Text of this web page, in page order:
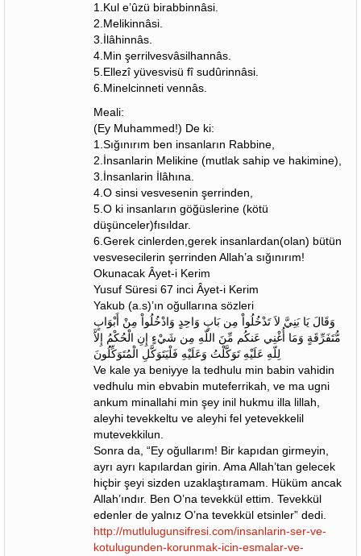
1.Kul e’ûzü birabbinnâsi.
2.Melikinnâsi.
3.İlâhinnâs.
4.Min şerrilvesvâsilhannâs.
5.Ellezî yüvesvisü fî sudûrinnâsi.
6.Minelcinneti vennâs.
Meali:
(Ey Muhammed!) De ki:
1.Sığınırım ben insanların Rabbine,
2.İnsanlarin Melikine (mutlak sahip ve hakimine),
3.İnsanlarin İlâhına.
4.O sinsi vesvesenin şerrinden,
5.O ki insanların göğüslerine (kötü
düşünceler)fısıldar.
6.Gerek cinlerden,gerek insanlardan(olan) bütün
vesvesecilerin şerrinden Allah’a sığınırım!
Okunacak Âyet-i Kerim
Yusuf Süresi 67 inci Âyet-i Kerim
Yakub (a.s)’ın oğullarına sözleri
وَقَالَ يَا بَنِيَّ لاَ تَدْخُلُواْ مِن بَابٍ وَاحِدٍ وَادْخُلُواْ مِنْ أَبْوَابٍ
مُّتَفَرِّقَةٍ وَمَا أُغْنِي عَنكُم مِّنَ اللّهِ مِن شَيْءٍ إِنِ الْحُكْمُ إِلاَّ
لِلّهِ عَلَيْهِ تَوَكَّلْتُ وَعَلَيْهِ فَلْيَتَوَكَّلِ الْمُتَوَكِّلُونَ
Ve kale ya beniyye la tedhulu min babin vahidin
vedhulu min ebvabin muteferrikah, ve ma ugni
ankum minallahi min şey inil hukmu illa lillah,
aleyhi tevekkeltu ve aleyhi fel yetevekkelil
mutevekkilun.
Sonra da, “Ey oğullarım! Bir kapıdan girmeyin,
ayrı ayrı kapılardan girin. Ama Allah’tan gelecek
hiçbir şeyi sizden uzaklaştıramam. Hüküm ancak
Allah’ındır. Ben O’na tevekkül ettim. Tevekkül
edenler de yalnız O’na tevekkül etsinler” dedi.
http://mutlulugunsifresi.com/insanlarin-ser-ve-
kotulugunden-korunmak-icin-esmalar-ve-